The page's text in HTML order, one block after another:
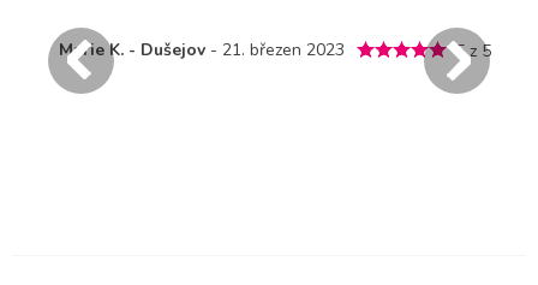
5 z 5
Marie K. - Dušejov - 21. březen 2023